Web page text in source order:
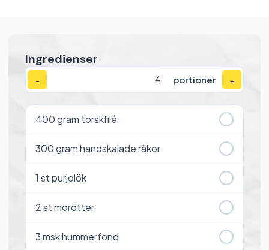
Ingredienser
− portioner +
400gram torskfilé
300gram handskalade räkor
1 st purjolök
2st morötter
3msk hummerfond